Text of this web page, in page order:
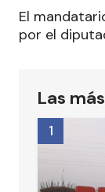
El
por el
Las
1